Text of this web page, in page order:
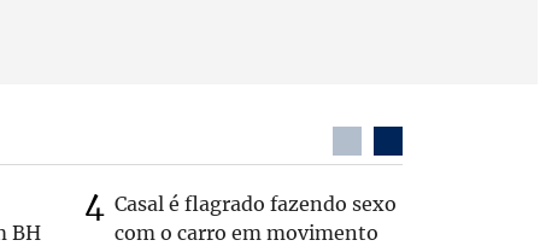
BH
Casal é flagrado fazendo sexo
com o carro em movimento